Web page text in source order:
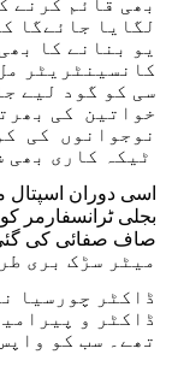
بھی قائم کرنے
لگایا جائےگا
یو بنانے کا
کانسینٹریٹر
سی کو گود لیے
خواتین کی
نوجوانوں کی
ٹیکہ کاری بھی
اسی دوران اسپتال
بجلی ٹرانسفارمر
میٹر سڑک بری
ڈاکٹر چورسیا
ڈاکٹر و
تھے۔ سب کو